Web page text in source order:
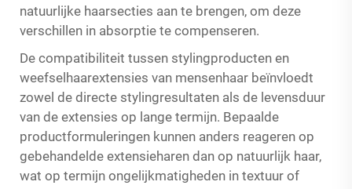
natuurlijke haarsecties aan te brengen, om deze
verschillen in absorptie te compenseren.
De compatibiliteit tussen stylingproducten en
weefselhaarextensies van mensenhaar beïnvloedt
zowel de directe stylingresultaten als de levensduur
van de extensies op lange termijn. Bepaalde
productformuleringen kunnen anders reageren op
gebehandelde extensieharen dan op natuurlijk haar,
wat op termijn ongelijkmatigheden in textuur of